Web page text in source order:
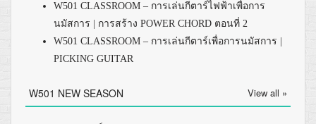
W501 CLASSROOM – การเล่นกีตาร์ไฟฟ้าเพื่อการ
นมัสการ | การสร้าง POWER CHORD ตอนที่ 2
W501 CLASSROOM – การเล่นกีตาร์เพื่อการนมัสการ |
PICKING GUITAR
W501 NEW SEASON View all »